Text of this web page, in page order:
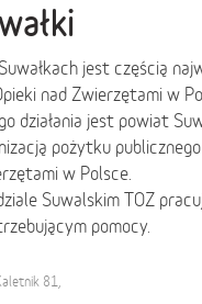
jest częścią
nad Zwierzętami w
działania jest powiat
pożytku
w Polsce.
Suwalskim TOZ
pomocy.
81,